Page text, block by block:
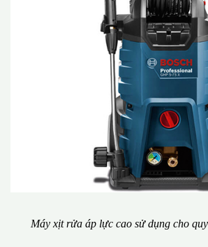
Máy xịt rửa áp lực cao sử dụng cho